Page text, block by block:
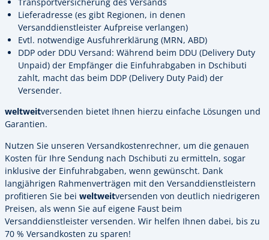
Lieferadresse (es gibt Regionen, in denen
Versanddienstleister Aufpreise verlangen)
Evtl. notwendige Ausfuhrerklärung (MRN, ABD)
DDP oder DDU Versand: Während beim DDU (Delivery Duty
Unpaid) der Empfänger die Einfuhrabgaben in Dschibuti
zahlt, macht das beim DDP (Delivery Duty Paid) der
Versender.
weltweitversenden bietet Ihnen hierzu einfache Lösungen und
Garantien.
Nutzen Sie unseren Versandkostenrechner, um die genauen
Kosten für Ihre Sendung nach Dschibuti zu ermitteln, sogar
inklusive der Einfuhrabgaben, wenn gewünscht. Dank
langjährigen Rahmenverträgen mit den Versanddienstleistern
profitieren Sie bei weltweitversenden von deutlich niedrigeren
Preisen, als wenn Sie auf eigene Faust beim
Versanddienstleister versenden. Wir helfen Ihnen dabei, bis zu
70 % Versandkosten zu sparen!